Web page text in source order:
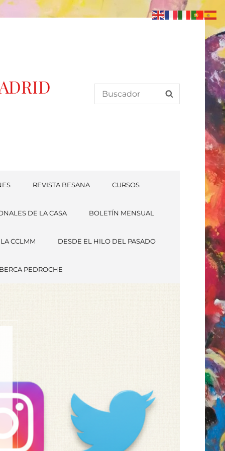
Search
for:
REVISTA BESANA CURSOS
DE LA CASA BOLETÍN MENSUAL
CCLMM DESDE EL HILO DEL PASADO
PEDROCHE